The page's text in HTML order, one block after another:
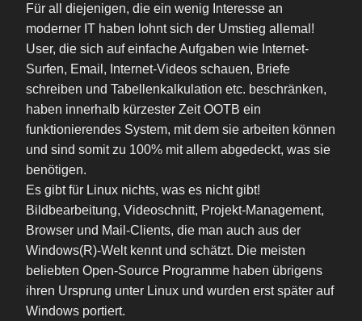
Für all diejenigen, die ein wenig Interesse an
moderner IT haben lohnt sich der Umstieg allemal!
User, die sich auf einfache Aufgaben wie Internet-
Surfen, Email, Internet-Videos schauen, Briefe
schreiben und Tabellenkalkulation etc. beschränken,
haben innerhalb kürzester Zeit OOTB ein
funktionierendes System, mit dem sie arbeiten können
und sind somit zu 100% mit allem abgedeckt, was sie
benötigen.
Es gibt für Linux nichts, was es nicht gibt!
Bildbearbeitung, Videoschnitt, Projekt-Management,
Browser und Mail-Clients, die man auch aus der
Windows(R)-Welt kennt und schätzt. Die meisten
beliebten Open-Source Programme haben übrigens
ihren Ursprung unter Linux und wurden erst später auf
Windows portiert.